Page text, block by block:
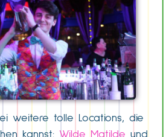
weitere tolle Locations, die
kannst: Wilde Matilde und